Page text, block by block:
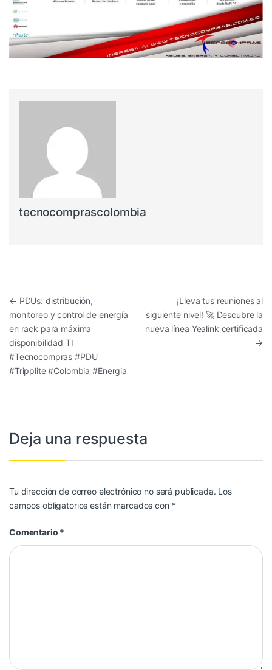
tecnocomprascolombia
Navegación de entradas
← PDUs: distribución,
monitoreo y control de energía
en rack para máxima
disponibilidad TI
#Tecnocompras #PDU
#Tripplite #Colombia #Energia
¡Lleva tus reuniones al
siguiente nivel! 🚀 Descubre la
nueva línea Yealink certificada
→
Deja una respuesta
Tu dirección de correo electrónico no será publicada. Los
campos obligatorios están marcados con *
Comentario *